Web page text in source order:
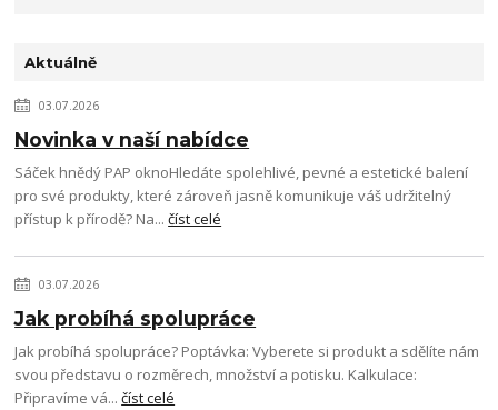
Aktuálně
03.07.2026
Novinka v naší nabídce
Sáček hnědý PAP oknoHledáte spolehlivé, pevné a estetické balení
pro své produkty, které zároveň jasně komunikuje váš udržitelný
přístup k přírodě? Na...číst celé
03.07.2026
Jak probíhá spolupráce
Jak probíhá spolupráce? Poptávka: Vyberete si produkt a sdělíte nám
svou představu o rozměrech, množství a potisku. Kalkulace:
Připravíme vá...číst celé